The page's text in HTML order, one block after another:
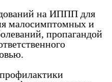
на ИППП для
малосимптомных и
пропагандой